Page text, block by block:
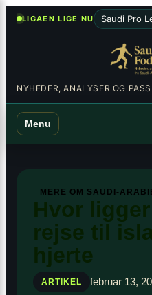
SpringLIGAEN LIGE NU Saudi Pro
Menu
MERE OM SAUDI-
Hvor
rejse til
hjerte
ARTIKEL februar 13,